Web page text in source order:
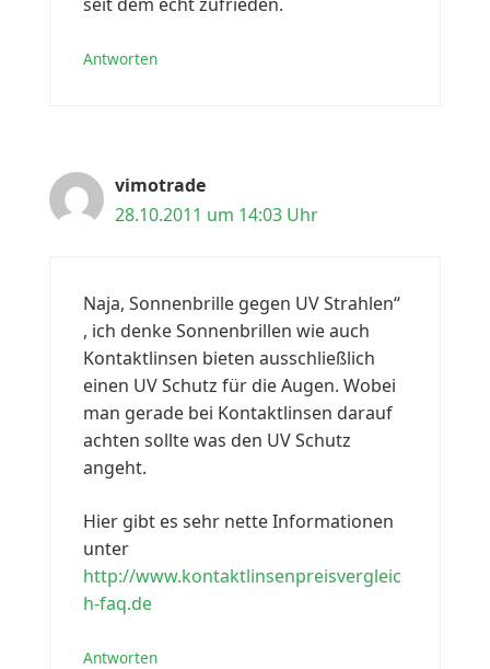
Antworten
vimotrade
28.10.2011 um 14:03 Uhr
Naja, Sonnenbrille gegen UV Strahlen“
, ich denke Sonnenbrillen wie auch
Kontaktlinsen bieten ausschließlich
einen UV Schutz für die Augen. Wobei
man gerade bei Kontaktlinsen darauf
achten sollte was den UV Schutz
angeht.
Hier gibt es sehr nette Informationen
unter
http://www.kontaktlinsenpreisvergleic
h-faq.de
Antworten